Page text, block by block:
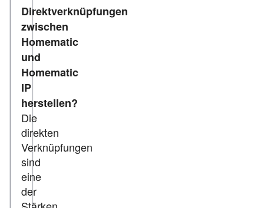
Direktverknüpfungen
zwischen
Homematic
und
Homematic
IP
herstellen?
Die
direkten
Verknüpfungen
sind
eine
der